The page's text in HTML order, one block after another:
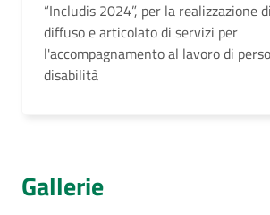
“Includis 2024”, per la realizzazione
diffuso e articolato di servizi per
l'accompagnamento al lavoro di
disabilità
Gallerie